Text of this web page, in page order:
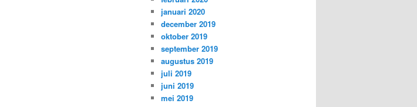
januari 2020
december 2019
oktober 2019
september 2019
augustus 2019
juli 2019
juni 2019
mei 2019